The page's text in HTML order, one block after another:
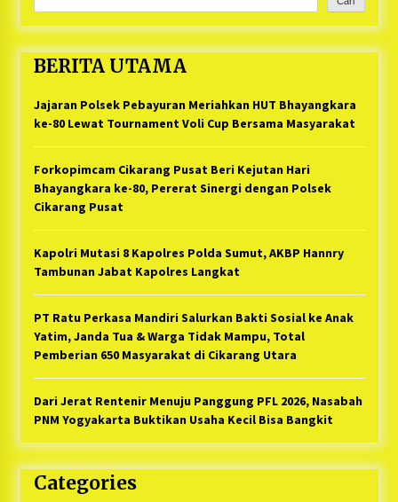
BERITA UTAMA
Jajaran Polsek Pebayuran Meriahkan HUT Bhayangkara
ke-80 Lewat Tournament Voli Cup Bersama Masyarakat
Forkopimcam Cikarang Pusat Beri Kejutan Hari
Bhayangkara ke-80, Pererat Sinergi dengan Polsek
Cikarang Pusat
Kapolri Mutasi 8 Kapolres Polda Sumut, AKBP Hannry
Tambunan Jabat Kapolres Langkat
PT Ratu Perkasa Mandiri Salurkan Bakti Sosial ke Anak
Yatim, Janda Tua & Warga Tidak Mampu, Total
Pemberian 650 Masyarakat di Cikarang Utara
Dari Jerat Rentenir Menuju Panggung PFL 2026, Nasabah
PNM Yogyakarta Buktikan Usaha Kecil Bisa Bangkit
Categories